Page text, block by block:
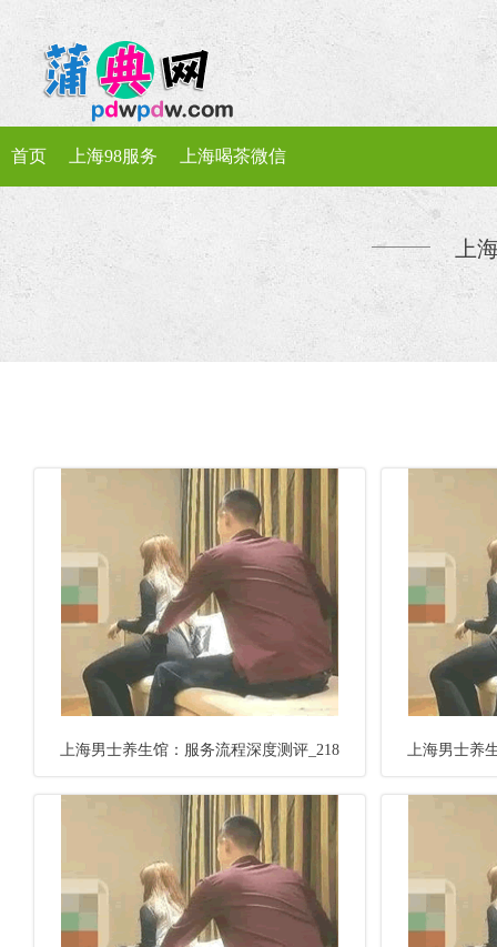
首页 上海98服务 上海喝茶微信
上
上海男士养生馆：服务流程深度测评_218 上海男士养